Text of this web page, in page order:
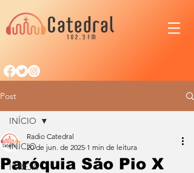
Post
INÍCIO
IGREJA
INÍCIO
Paróquia São Pio X
Radio Catedral
20 de jun. de 2025 1 min de leitura